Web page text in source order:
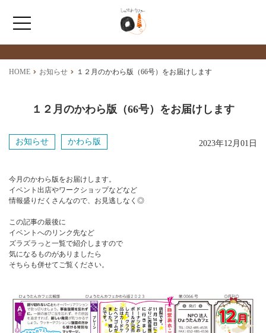
ホーム
福祉サービス
最新情報
NEWS
HOME お知らせ １２月のかわら版（66号）をお届けします
１２月のかわら版（66号）をお届けします
お知らせ かわら版 2023年12月01日
今月のかわら版をお届けします。
イベント出店やワークショップなどなど
情報盛りだくさんなので、お見逃しなく◎
この記事の最後に
イベントへのリンク先など
ズラズラっと一覧で紹介しますので
気になるものがありましたら
そちらも併せてご覧ください。